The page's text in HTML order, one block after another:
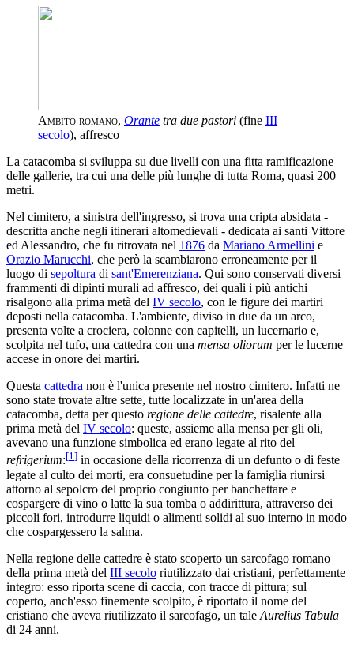
Ambito romano, Orante tra due pastori (fine III
secolo), affresco
La catacomba si sviluppa su due livelli con una fitta ramificazione
delle gallerie, tra cui una delle più lunghe di tutta Roma, quasi 200
metri.
Nel cimitero, a sinistra dell'ingresso, si trova una cripta absidata -
descritta anche negli itinerari altomedievali - dedicata ai santi Vittore
ed Alessandro, che fu ritrovata nel 1876 da Mariano Armellini e
Orazio Marucchi, che però la scambiarono erroneamente per il
luogo di sepoltura di sant'Emerenziana. Qui sono conservati diversi
frammenti di dipinti murali ad affresco, dei quali i più antichi
risalgono alla prima metà del IV secolo, con le figure dei martiri
deposti nella catacomba. L'ambiente, diviso in due da un arco,
presenta volte a crociera, colonne con capitelli, un lucernario e,
scolpita nel tufo, una cattedra con una mensa oliorum per le lucerne
accese in onore dei martiri.
Questa cattedra non è l'unica presente nel nostro cimitero. Infatti ne
sono state trovate altre sette, tutte localizzate in un'area della
catacomba, detta per questo regione delle cattedre, risalente alla
prima metà del IV secolo: queste, assieme alla mensa per gli oli,
avevano una funzione simbolica ed erano legate al rito del
refrigerium:[1] in occasione della ricorrenza di un defunto o di feste
legate al culto dei morti, era consuetudine per la famiglia riunirsi
attorno al sepolcro del proprio congiunto per banchettare e
cospargere di vino o latte la sua tomba o addirittura, attraverso dei
piccoli fori, introdurre liquidi o alimenti solidi al suo interno in modo
che cospargessero la salma.
Nella regione delle cattedre è stato scoperto un sarcofago romano
della prima metà del III secolo riutilizzato dai cristiani, perfettamente
integro: esso riporta scene di caccia, con tracce di pittura; sul
coperto, anch'esso finemente scolpito, è riportato il nome del
cristiano che aveva riutilizzato il sarcofago, un tale Aurelius Tabula
di 24 anni.